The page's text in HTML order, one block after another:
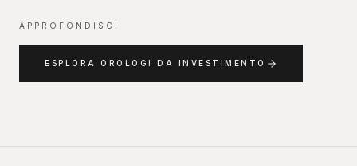
APPROFONDISCI
ESPLORA OROLOGI DA INVESTIMENTO